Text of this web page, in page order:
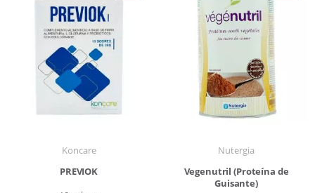
Koncare
PREVIOK
Nutergia
Vegenutril (Proteína de
Guisante)